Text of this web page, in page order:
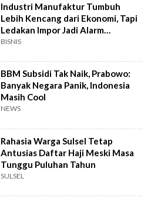
Industri Manufaktur Tumbuh
Lebih Kencang dari Ekonomi, Tapi
Ledakan Impor Jadi Alarm
Pemerintah
BISNIS
BBM Subsidi Tak Naik, Prabowo:
Banyak Negara Panik, Indonesia
Masih Cool
NEWS
Rahasia Warga Sulsel Tetap
Antusias Daftar Haji Meski Masa
Tunggu Puluhan Tahun
SULSEL